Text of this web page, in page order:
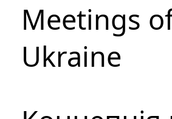
Meetings
Ukraine